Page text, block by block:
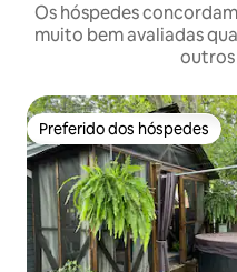
Os hóspedes
muito bem avaliadas
outros
Preferido dos hóspedes
Preferido dos hóspedes